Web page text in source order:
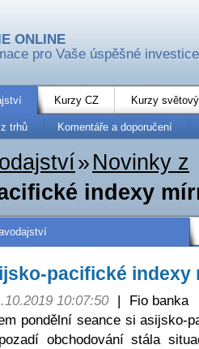
ONLINE
pro Vaše úspěšné investice
Kurzy CZ Kurzy
trhů Komentáře a doporučení
» Novinky z
indexy
pacifické indexy
10:07:50 |
Fio banka
pondělní seance si asijsko-
obchodování stála